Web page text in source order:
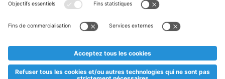
esoulaang bis de Stock eidel ass. Mir soen Iech Merci fir Äert
Planifikatioun ausverkaaft sollte sinn. De VALORLUX-Präis an
** Op dësem Site huet d'Benotze vun der männlecher Form eng
besser Liesbarkeet am Sënn an huet keng diskriminéierend